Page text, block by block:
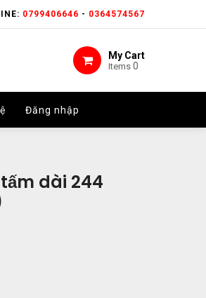
0799406646 - 0364574567
My Cart
Items 0
Đăng nhập
0799406646 - 0364574567
My Cart
Items 0
Đăng nhập
dài 244